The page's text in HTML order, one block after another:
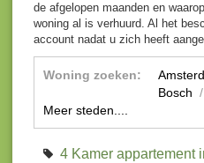
de afgelopen maanden en
woning al is verhuurd. Al het
account nadat u zich heeft
Woning zoeken:
Bosch /
Meer steden....
4 Kamer appartement